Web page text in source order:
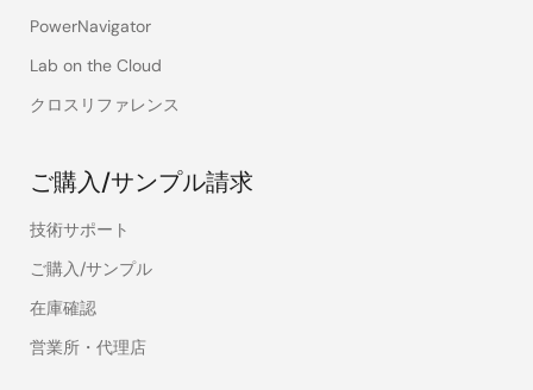
PowerNavigator
Lab on the Cloud
クロスリファレンス
ご購入/サンプル請求
技術サポート
ご購入/サンプル
在庫確認
営業所・代理店